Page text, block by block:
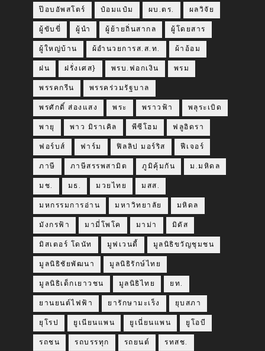
ป๊อบอัพสโตร์ ป๋อมแป๋ม ผบ.ตร. ผลวิจัย
ผู้ขับขี่ ผู้นำ ผู้ย้ายถิ่นสากล ผู้โดยสาร
ผู้ใหญ่บ้าน ผ้อำนวยการส.ส.ท. ผ้าอ้อม
ฝน ฝรั่งเศส} พรบ.ฟอกเงิน พรม
พรรคกรีน พรรคร่วมรัฐบาล
พรศักดิ์ ส่องแสง พระ พราวฟ้า พลุระเบิด
พายุ พาว มิราเคิล พีซีโฮม ฟลูอิดรา
ฟอร์บส์ ฟาร์ม ฟิลลิป มอร์ริส ฟีเจอร์
ภาษี ภาษีสรรพสามิต ภูมิคุ้มกัน ม.มหิดล
มช. มธ. มวยไทย มสส.
มหกรรมการอ่าน มหาวิทยาลัย มหิดล
มังกรฟ้า มามี่โพโค มาม่า มิดัส
มิสเตอร์ โดนัท มูฟเวนดี้ มูลนิธิขวัญชุมชน
มูลนิธิชัยพัฒนา มูลนิธิรักษ์ไทย
มูลนิธิเด็กเยาวชน มูลนิธิไทย ยท.
ยานยนต์ไฟฟ้า ยารักษามะเร็ง ยุบสภา
ยุโรป ยูเนียนแพน ยูเนี่ยนแพน ยูโอบี
รถชน รถบรรทุก รถยนต์ รทสช.